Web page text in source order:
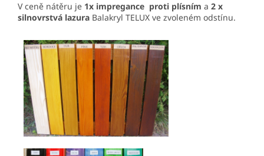
V ceně nátěru je 1x impregance proti plísním a 2 x
silnovrstvá lazura Balakryl TELUX ve zvoleném odstínu.